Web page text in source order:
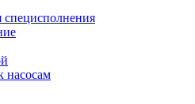
специсполнения
насосам